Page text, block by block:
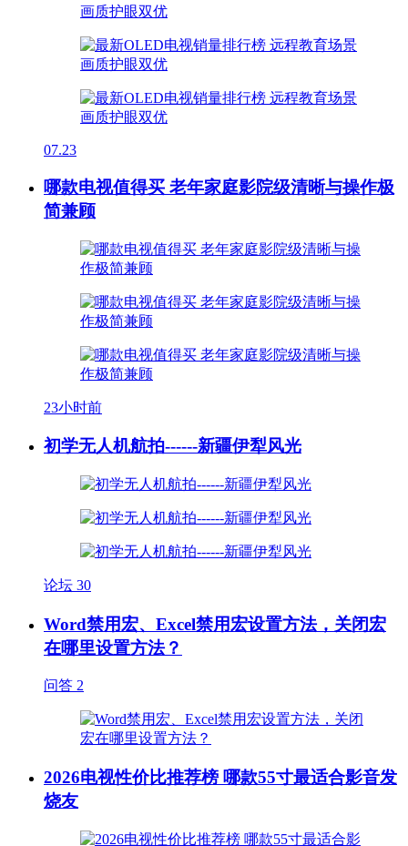
07.23
哪款电视值得买 老年家庭影院级清晰与操作极
简兼顾
23小时前
初学无人机航拍------新疆伊犁风光
论坛 30
Word禁用宏、Excel禁用宏设置方法，关闭宏
在哪里设置方法？
问答 2
2026电视性价比推荐榜 哪款55寸最适合影音发
烧友